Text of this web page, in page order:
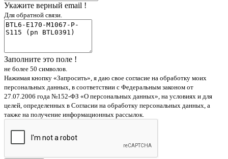
Укажите верный email !
Для обратной связи.
Заполните это поле !
не более 50 символов.
Нажимая кнопку «Запросить», я даю свое согласие на обработку моих
персональных данных, в соответствии с Федеральным законом от
27.07.2006 года №152-ФЗ «О персональных данных», на условиях и для
целей, определенных в Согласии на обработку персональных данных, а
также на получение информационных рассылок.